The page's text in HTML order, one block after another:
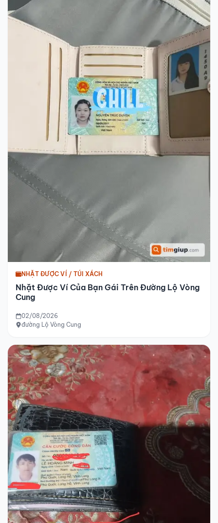
NHẶT ĐƯỢC VÍ / TÚI XÁCH
Nhặt Được Ví Của Bạn Gái Trên Đường Lộ Vòng
Cung
02/08/2026
đường Lộ Vòng Cung